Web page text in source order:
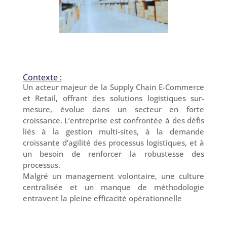
Contexte :
Un acteur majeur de la Supply Chain E-Commerce
et Retail, offrant des solutions logistiques sur-
mesure, évolue dans un secteur en forte
croissance. L’entreprise est confrontée à des défis
liés à la gestion multi-sites, à la demande
croissante d’agilité des processus logistiques, et à
un besoin de renforcer la robustesse des
processus.
Malgré un management volontaire, une culture
centralisée et un manque de méthodologie
entravent la pleine efficacité opérationnelle